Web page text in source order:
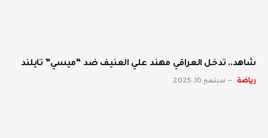
شاهد.. تدخل العراقي مهند علي العنيف ضد “ميسي” تايلند
رياضة سبتمبر 10, 2025